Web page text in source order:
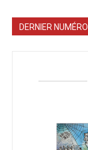
DERNIER NUMÉRO